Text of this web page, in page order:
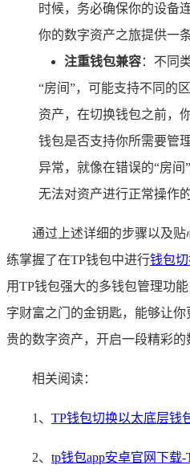
时候，务必确保你的设备
你的数字资产之旅提供一
注重钱包兼容：不同
“房间”，可能支持不同的
资产，在切换钱包之前，
钱包是否支持你所需要管
异常，就像在错误的“房间
无法对资产进行正常操作
通过上述详细的步骤以及
练掌握了在TP钱包中进行钱包
用TP钱包强大的多钱包管理功
字财富之门的金钥匙，能够让
贵的数字资产，开启一段精彩的
相关阅读：
1、 TP钱包切换以太底层钱
2、 tp钱包app安卓官网下载